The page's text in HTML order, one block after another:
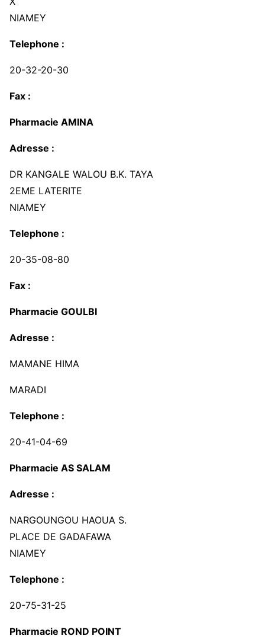
NIAMEY
Telephone :
20-32-20-30
Fax :
Pharmacie AMINA
Adresse :
DR KANGALE WALOU B.K. TAYA
2EME LATERITE
NIAMEY
Telephone :
20-35-08-80
Fax :
Pharmacie GOULBI
Adresse :
MAMANE HIMA
MARADI
Telephone :
20-41-04-69
Pharmacie AS SALAM
Adresse :
NARGOUNGOU HAOUA S.
PLACE DE GADAFAWA
NIAMEY
Telephone :
20-75-31-25
Pharmacie ROND POINT